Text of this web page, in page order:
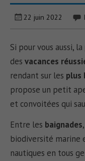
22 juin 2022
Si pour vous aussi, la
desvacances
rendant sur les plus
propose un petit
et convoitées qui
Entre les baignades
biodiversité marine
nautiques en tous